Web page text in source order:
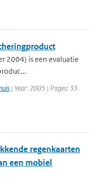
2004) is een evaluatie
| Year: 2005 | Pages: 33
regenkaarten
een mobiel